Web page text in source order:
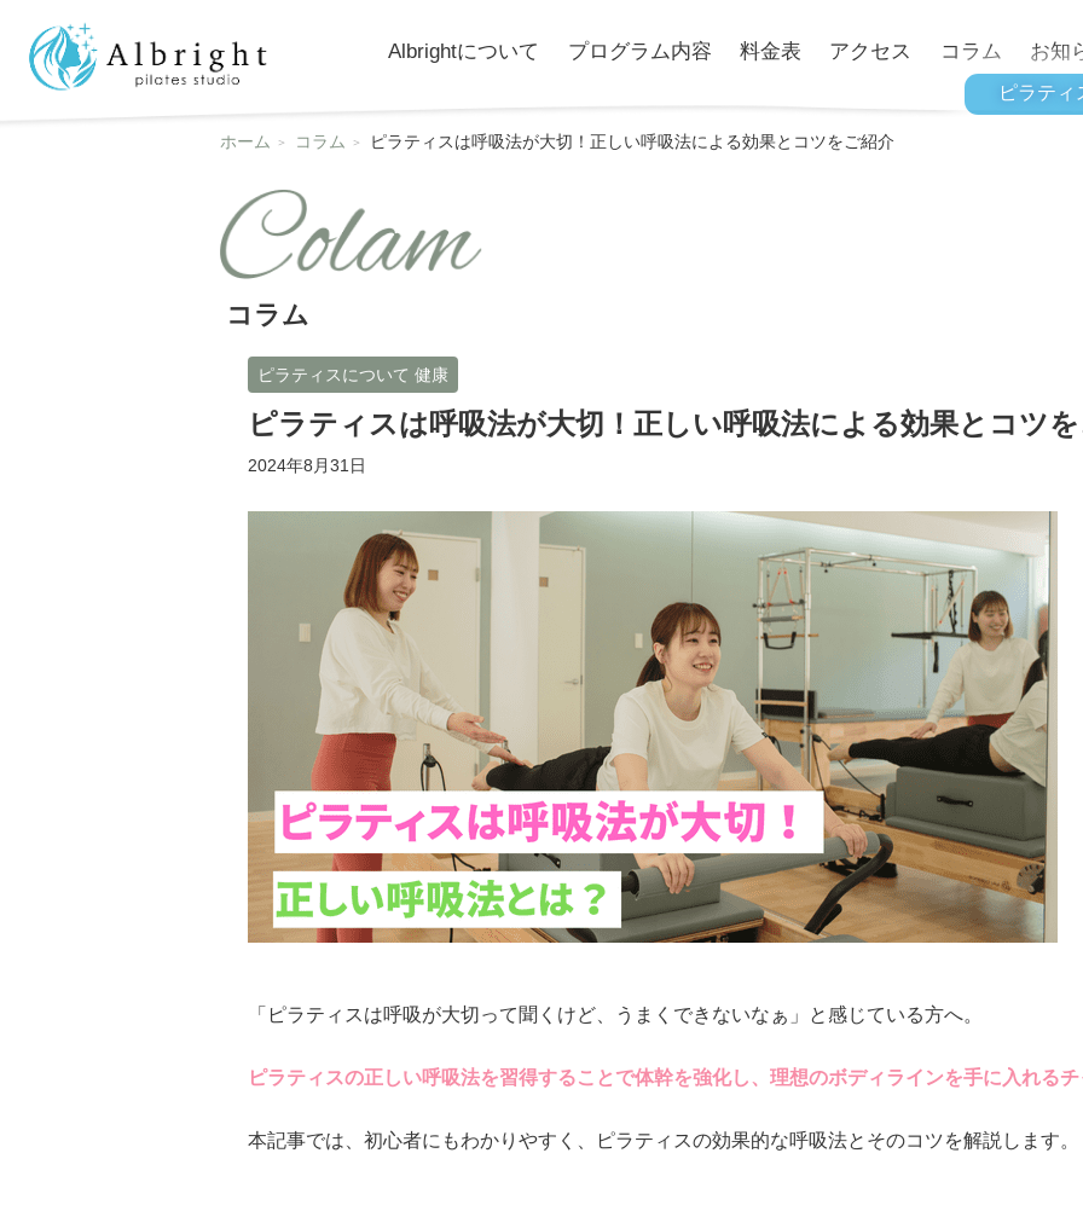
Albrightについて プログラム内容 料金表 アクセス コラム お知
ピラティ
ホーム コラム ピラティスは呼吸法が大切！正しい呼吸法による効果とコツをご紹介
コラム
ピラティスについて 健康
ピラティスは呼吸法が大切！正しい呼吸法による効果とコツ
2024年8月31日
「ピラティスは呼吸が大切って聞くけど、うまくできないなぁ」と感じている方へ。
ピラティスの正しい呼吸法を習得することで体幹を強化し、理想のボディラインを手に入れるチ
本記事では、初心者にもわかりやすく、ピラティスの効果的な呼吸法とそのコツを解説します。